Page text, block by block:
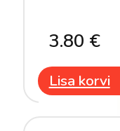
3.80 €
Lisa korvi